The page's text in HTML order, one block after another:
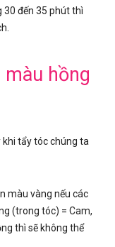
30 đến 35 phút thì
hồng
tẩy tóc chúng ta
màu vàng nếu các
(trong tóc) = Cam,
thì sẽ không thể